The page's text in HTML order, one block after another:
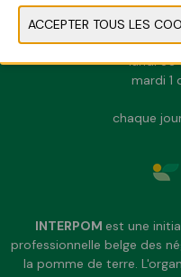
dimanche
lundi 30
mardi 1
chaque
INTERPOM est une
professionnelle belge des
la pomme de terre.